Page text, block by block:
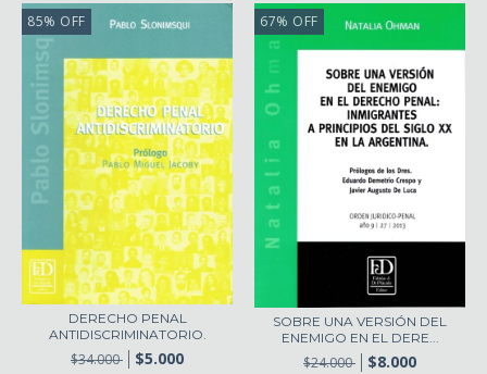
85% OFF
DERECHO PENAL
ANTIDISCRIMINATORIO.
$34.000 $5.000
67% OFF
SOBRE UNA VERSIÓN DEL
ENEMIGO EN EL DERE...
$24.000 $8.000